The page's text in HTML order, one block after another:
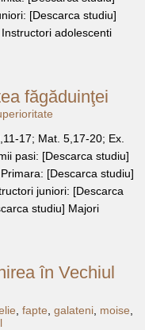
[Descarca studiu]
adolescenti
făgăduinţei
17; Mat. 5,17-20; Ex.
pasi: [Descarca studiu]
[Descarca studiu]
juniori: [Descarca
studiu] Majori
în Vechiul
fapte galateni, moise